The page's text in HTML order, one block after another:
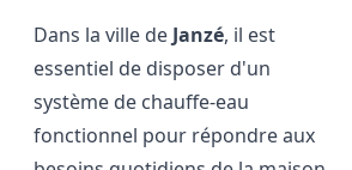
Dans la ville de Janzé, il est
essentiel de disposer d'un
système de chauffe-eau
fonctionnel pour répondre aux